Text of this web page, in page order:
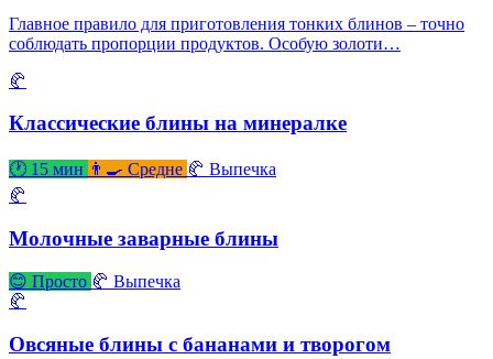
Главное правило для приготовления тонких блинов – точно
соблюдать пропорции продуктов. Особую золоти…
🥐
Классические блины на минералке
🕐 15 мин 👨‍🍳 Средне 🥐 Выпечка
🥐
Молочные заварные блины
😊 Просто 🥐 Выпечка
🥐
Овсяные блины с бананами и творогом